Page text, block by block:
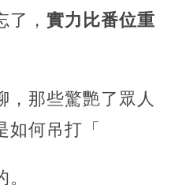
， 實力比番位重
，那些驚艷了眾人
如何吊打「